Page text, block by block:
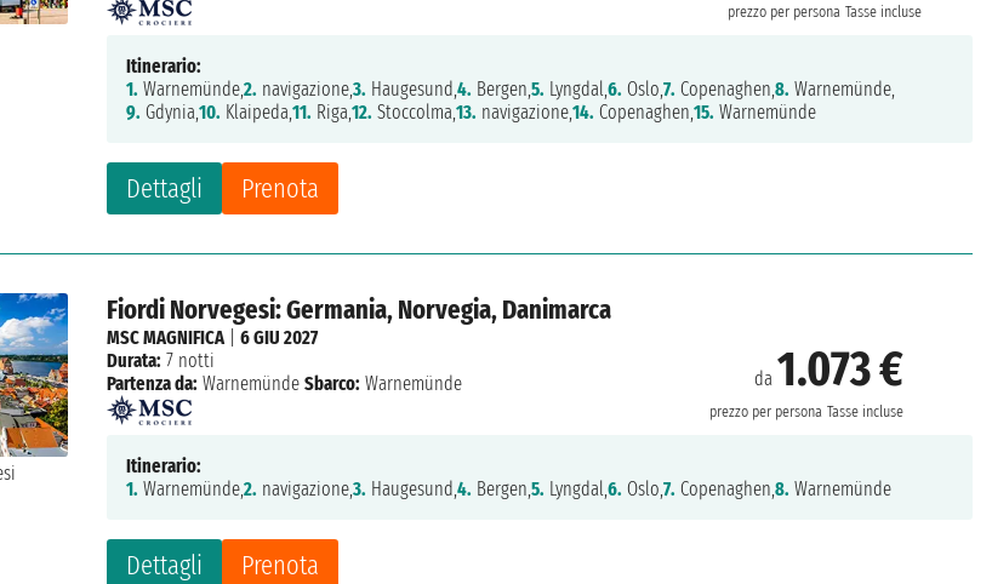
prezzo per persona Tasse incluse
Dettagli Prenota
Itinerario:
1. Warnemünde,2. navigazione,3. Haugesund,4. Bergen,5. Lyngdal,6. Oslo,7. Copenaghen,8. Warnemünde,
9. Gdynia,10. Klaipeda,11. Riga,12. Stoccolma,13. navigazione,14. Copenaghen,15. Warnemünde
Fiordi Norvegesi: Germania, Norvegia, Danimarca
da 1.073 €
prezzo per persona Tasse incluse
Dettagli Prenota
MSC MAGNIFICA|6 GIU 2027
Durata: 7 notti
Partenza da: Warnemünde Sbarco: Warnemünde
Itinerario:
1. Warnemünde,2. navigazione,3. Haugesund,4. Bergen,5. Lyngdal,6. Oslo,7. Copenaghen,8. Warnemünde